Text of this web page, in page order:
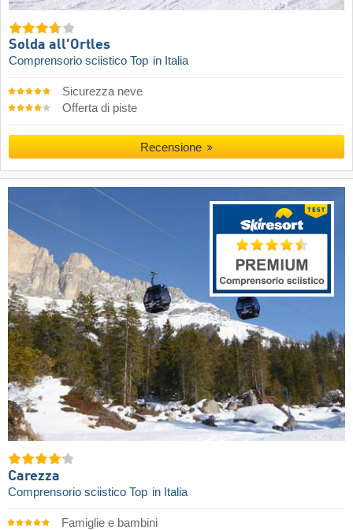
Solda all'Ortles
Comprensorio sciistico Top in Italia
Sicurezza neve
Offerta di piste
Recensione
Carezza
Comprensorio sciistico Top in Italia
Famiglie e bambini